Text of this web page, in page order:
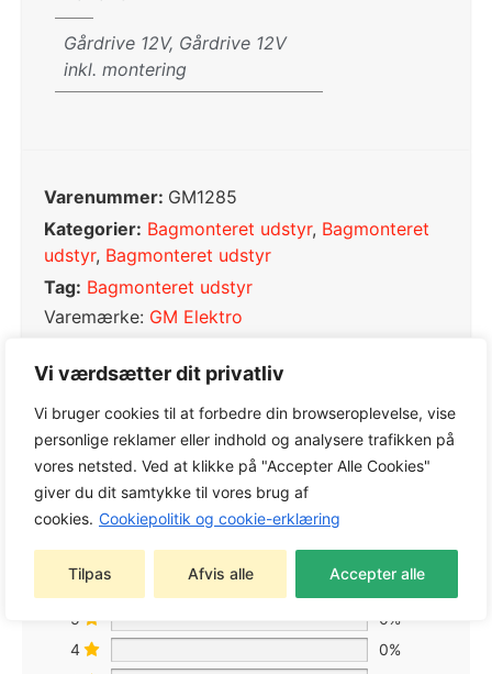
Vi værdsætter dit privatliv
Vi bruger cookies til at forbedre din browseroplevelse, vise
personlige reklamer eller indhold og analysere trafikken på
vores netsted. Ved at klikke på "Accepter Alle Cookies"
giver du dit samtykke til vores brug af
cookies. Cookiepolitik og cookie-erklæring
Tilpas Afvis alle Accepter alle
Gårdrive 12V, Gårdrive 12V
inkl. montering
Varenummer: GM1285
Kategorier: Bagmonteret udstyr, Bagmonteret
udstyr, Bagmonteret udstyr
Tag: Bagmonteret udstyr
Varemærke: GM Elektro
0,0
Baseret på 0 anmeldelser
5
0%
4
0%